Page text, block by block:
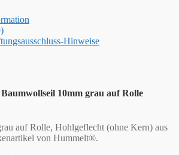
Hinweise
10mm grau auf Rolle
auf Rolle, Hohlgeflecht (ohne Kern) aus
von Hummelt®.